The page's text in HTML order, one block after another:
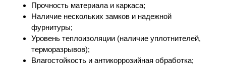
Прочность материала и каркаса;
Наличие нескольких замков и надежной
фурнитуры;
Уровень теплоизоляции (наличие уплотнителей,
терморазрывов);
Влагостойкость и антикоррозийная обработка;